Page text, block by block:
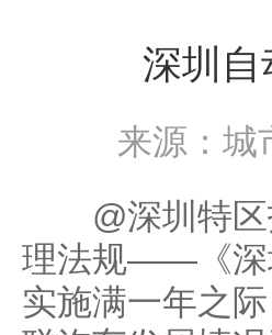
深圳自
来源：城
@深圳特区
理法规——《深
实施满一年之